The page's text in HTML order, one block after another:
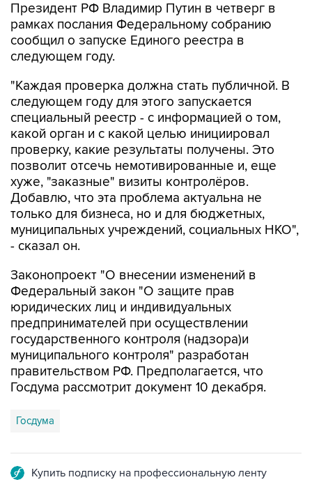
Президент РФ Владимир Путин в четверг в
рамках послания Федеральному собранию
сообщил о запуске Единого реестра в
следующем году.
"Каждая проверка должна стать публичной. В
следующем году для этого запускается
специальный реестр - с информацией о том,
какой орган и с какой целью инициировал
проверку, какие результаты получены. Это
позволит отсечь немотивированные и, еще
хуже, "заказные" визиты контролёров.
Добавлю, что эта проблема актуальна не
только для бизнеса, но и для бюджетных,
муниципальных учреждений, социальных НКО",
- сказал он.
Законопроект "О внесении изменений в
Федеральный закон "О защите прав
юридических лиц и индивидуальных
предпринимателей при осуществлении
государственного контроля (надзора)и
муниципального контроля" разработан
правительством РФ. Предполагается, что
Госдума рассмотрит документ 10 декабря.
Госдума
Купить подписку на профессиональную ленту